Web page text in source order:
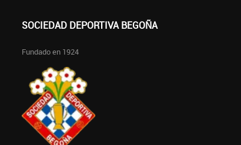
SOCIEDAD DEPORTIVA BEGOÑA
Fundado en 1924